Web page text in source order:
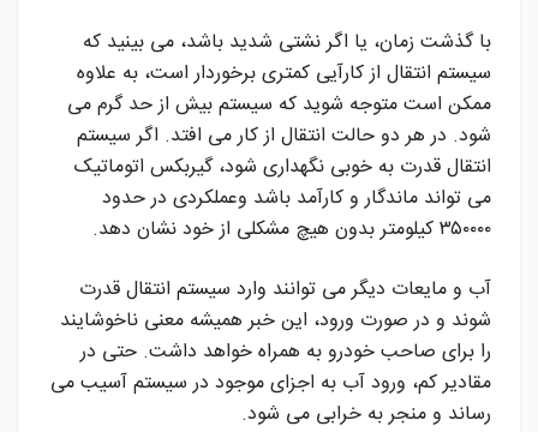
با گذشت زمان، یا اگر نشتی شدید باشد، می بینید که
سیستم انتقال از کارآیی کمتری برخوردار است، به علاوه
ممکن است متوجه شوید که سیستم بیش از حد گرم می
شود. در هر دو حالت انتقال از کار می افتد. اگر سیستم
انتقال قدرت به خوبی نگهداری شود، گیربکس اتوماتیک
می تواند ماندگار و کارآمد باشد وعملکردی در حدود
۳۵۰۰۰۰ کیلومتر بدون هیچ مشکلی از خود نشان دهد.
آب و مایعات دیگر می توانند وارد سیستم انتقال قدرت
شوند و در صورت ورود، این خبر همیشه معنی ناخوشایند
را برای صاحب خودرو به همراه خواهد داشت. حتی در
مقادیر کم، ورود آب به اجزای موجود در سیستم آسیب می
رساند و منجر به خرابی می شود.